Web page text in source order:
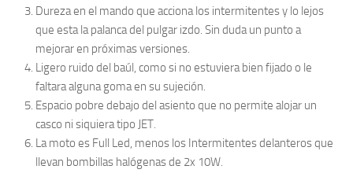
Dureza en el mando que acciona los intermitentes y lo lejos
que esta la palanca del pulgar izdo. Sin duda un punto a
mejorar en próximas versiones.
Ligero ruido del baúl, como si no estuviera bien fijado o le
faltara alguna goma en su sujeción.
Espacio pobre debajo del asiento que no permite alojar un
casco ni siquiera tipo JET.
La moto es Full Led, menos los Intermitentes delanteros que
llevan bombillas halógenas de 2x 10W.